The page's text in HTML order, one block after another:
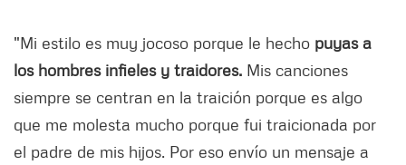
"Mi estilo es muy jocoso porque le hecho puyas a
los hombres infieles y traidores. Mis canciones
siempre se centran en la traición porque es algo
que me molesta mucho porque fui traicionada por
el padre de mis hijos. Por eso envío un mensaje a